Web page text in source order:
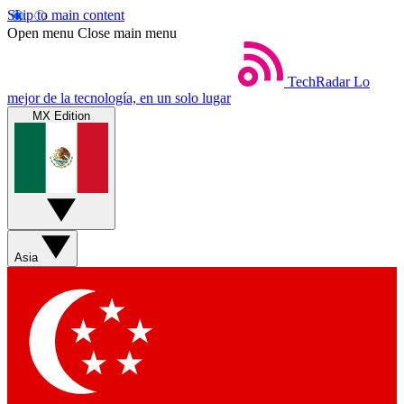
Skip to main content
Open menu Close main menu
TechRadar Lo
mejor de la tecnología, en un solo lugar
MX Edition
Asia